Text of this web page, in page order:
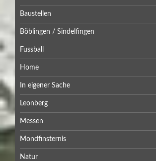
Baustellen
Böblingen / Sindelfingen
Fussball
Home
In eigener Sache
Leonberg
Messen
Mondfinsternis
Natur